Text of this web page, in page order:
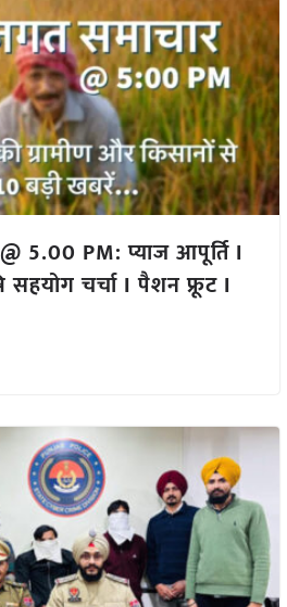
5.00 PM: प्याज आपूर्ति I
सहयोग चर्चा I पैशन फ्रूट I